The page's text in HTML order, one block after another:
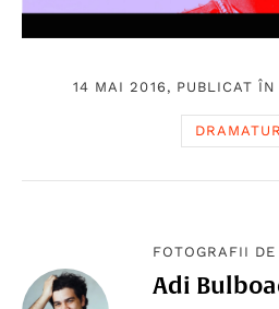
14 MAI 2016, PUBLICAT ÎN
FOTOGRAFII DE
Adi